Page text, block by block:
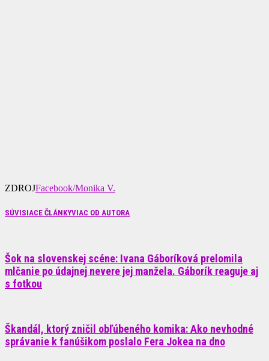
ZDROJFacebook/Monika V.
SÚVISIACE ČLÁNKYVIAC OD AUTORA
Šok na slovenskej scéne: Ivana Gáboríková prelomila
mlčanie po údajnej nevere jej manžela. Gáborík reaguje aj
s fotkou
Škandál, ktorý zničil obľúbeného komika: Ako nevhodné
správanie k fanúšikom poslalo Fera Jokea na dno